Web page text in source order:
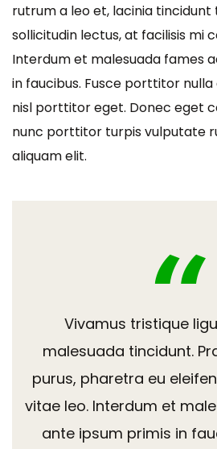
rutrum a leo et, lacinia
sollicitudin lectus, at facilisis mi
Interdum et malesuada fames
in faucibus. Fusce porttitor
nisl porttitor eget. Donec eget
nunc porttitor turpis vulputate
aliquam elit.
Vivamus tristique
malesuada tincidunt.
purus, pharetra eu
vitae leo. Interdum et
ante ipsum primis in